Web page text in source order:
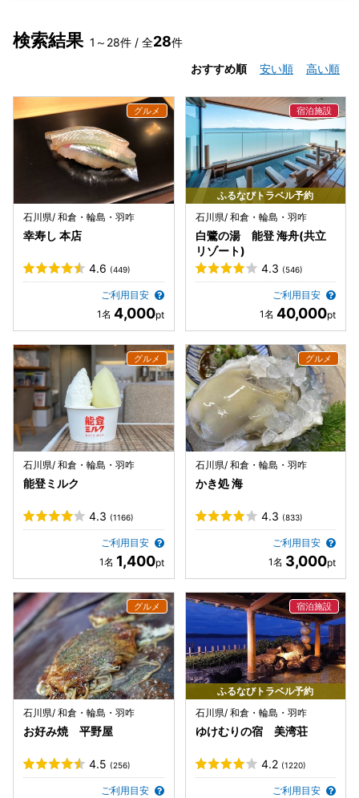
検索結果 1～28件 / 全28件
おすすめ順
安い順 高い順
石川県/ 和倉・輪島・羽咋
幸寿し 本店
4.6 (449)
ご利用目安
4,000
ふるなびトラベル予約
石川県/ 和倉・輪島・羽咋
白鷺の湯 能登 海舟(共立
リゾート)
4.3 (546)
ご利用目安
40,000
石川県/ 和倉・輪島・羽咋
能登ミルク
4.3 (1166)
ご利用目安
1,400
石川県/ 和倉・輪島・羽咋
かき処 海
4.3 (833)
ご利用目安
3,000
石川県/ 和倉・輪島・羽咋
お好み焼 平野屋
4.5 (256)
ご利用目安
ふるなびトラベル予約
石川県/ 和倉・輪島・羽咋
ゆけむりの宿 美湾荘
4.2 (1220)
ご利用目安